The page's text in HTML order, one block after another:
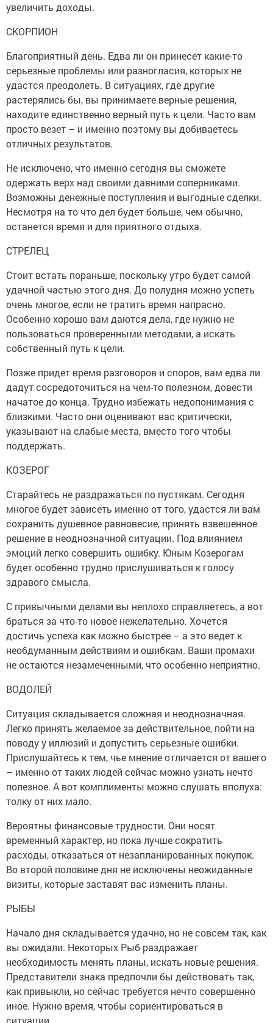
увеличить доходы.
СКОРПИОН
Благоприятный день. Едва ли он принесет какие-то
серьезные проблемы или разногласия, которых не
удастся преодолеть. В ситуациях, где другие
растерялись бы, вы принимаете верные решения,
находите единственно верный путь к цели. Часто вам
просто везет – и именно поэтому вы добиваетесь
отличных результатов.
Не исключено, что именно сегодня вы сможете
одержать верх над своими давними соперниками.
Возможны денежные поступления и выгодные сделки.
Несмотря на то что дел будет больше, чем обычно,
останется время и для приятного отдыха.
СТРЕЛЕЦ
Стоит встать пораньше, поскольку утро будет самой
удачной частью этого дня. До полудня можно успеть
очень многое, если не тратить время напрасно.
Особенно хорошо вам даются дела, где нужно не
пользоваться проверенными методами, а искать
собственный путь к цели.
Позже придет время разговоров и споров, вам едва ли
дадут сосредоточиться на чем-то полезном, довести
начатое до конца. Трудно избежать недопонимания с
близкими. Часто они оценивают вас критически,
указывают на слабые места, вместо того чтобы
поддержать.
КОЗЕРОГ
Старайтесь не раздражаться по пустякам. Сегодня
многое будет зависеть именно от того, удастся ли вам
сохранить душевное равновесие, принять взвешенное
решение в неоднозначной ситуации. Под влиянием
эмоций легко совершить ошибку. Юным Козерогам
будет особенно трудно прислушиваться к голосу
здравого смысла.
С привычными делами вы неплохо справляетесь, а вот
браться за что-то новое нежелательно. Хочется
достичь успеха как можно быстрее – а это ведет к
необдуманным действиям и ошибкам. Ваши промахи
не остаются незамеченными, что особенно неприятно.
ВОДОЛЕЙ
Ситуация складывается сложная и неоднозначная.
Легко принять желаемое за действительное, пойти на
поводу у иллюзий и допустить серьезные ошибки.
Прислушайтесь к тем, чье мнение отличается от вашего
– именно от таких людей сейчас можно узнать нечто
полезное. А вот комплименты можно слушать вполуха:
толку от них мало.
Вероятны финансовые трудности. Они носят
временный характер, но пока лучше сократить
расходы, отказаться от незапланированных покупок.
Во второй половине дня не исключены неожиданные
визиты, которые заставят вас изменить планы.
РЫБЫ
Начало дня складывается удачно, но не совсем так, как
вы ожидали. Некоторых Рыб раздражает
необходимость менять планы, искать новые решения.
Представители знака предпочли бы действовать так,
как привыкли, но сейчас требуется нечто совершенно
иное. Нужно время, чтобы сориентироваться в
ситуации.